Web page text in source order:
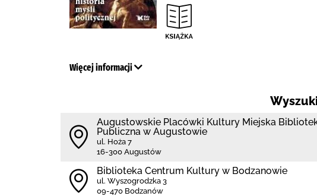
Więcej informacji
Augustowskie Placówki Kultury Miejska
Publiczna w Augustowie
ul. Hoża 7
16-300 Augustów
Biblioteka Centrum Kultury w Bodzanowie
ul. Wyszogrodzka 3
09-470 Bodzanów